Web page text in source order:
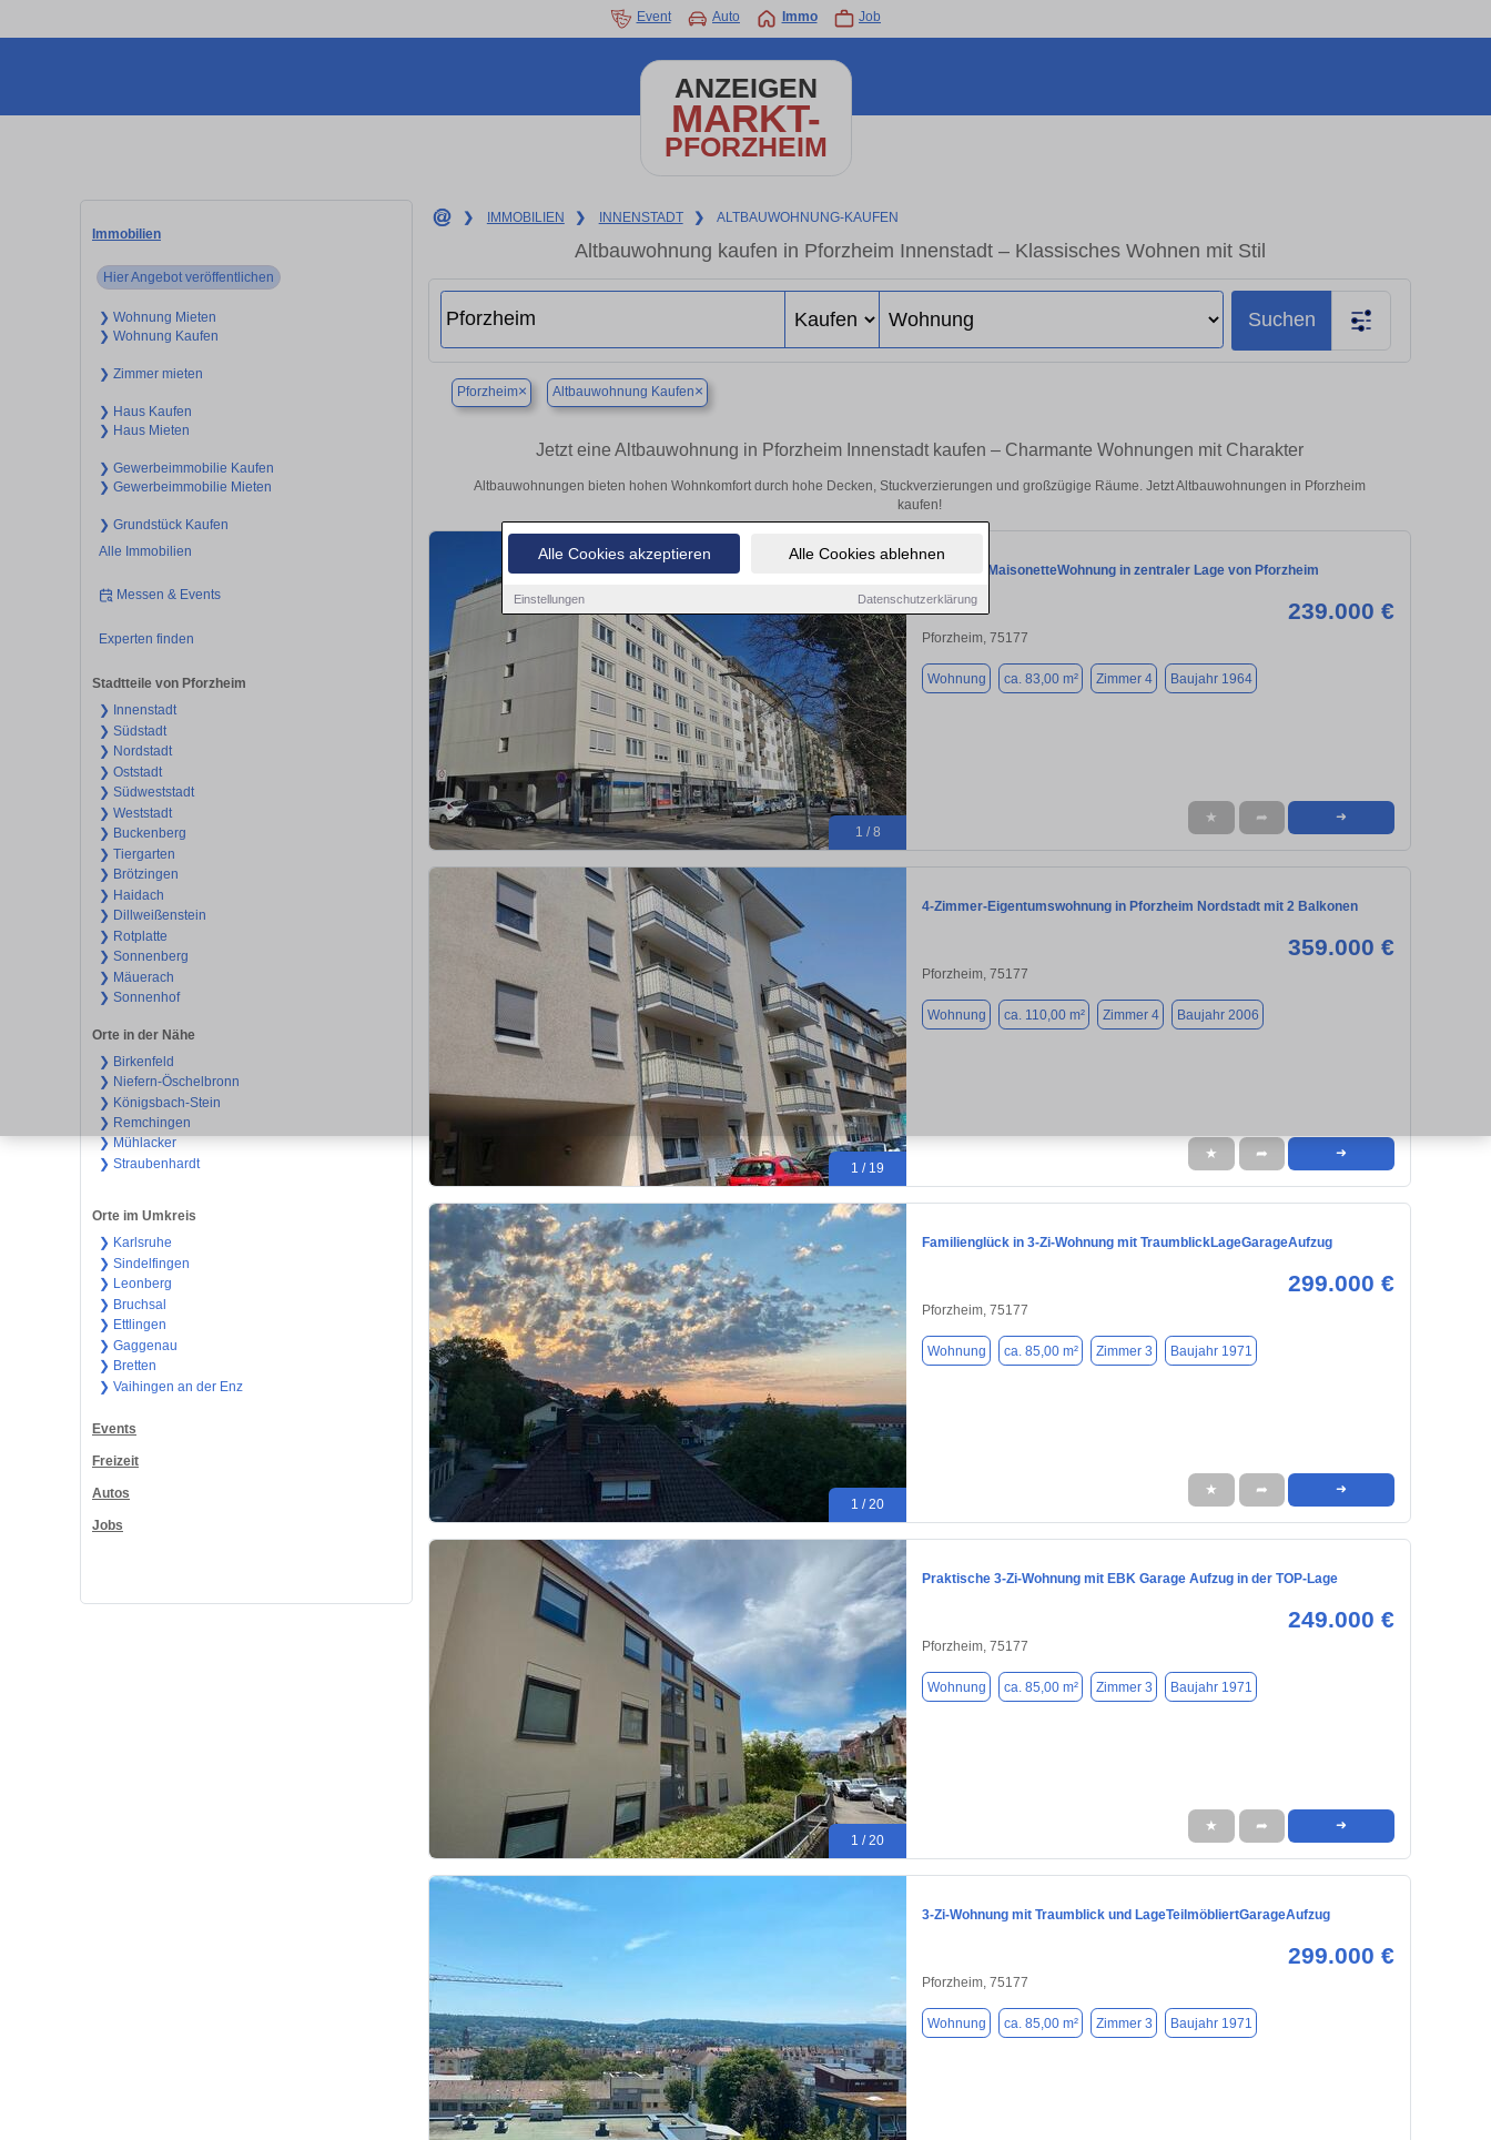
Alle Cookies akzeptieren Alle Cookies ablehnen
Einstellungen Datenschutzerklärung
Event Auto Immo Job
ANZEIGEN
MARKT-
PFORZHEIM
Immobilien
Hier Angebot veröffentlichen
❯ Wohnung Mieten
❯ Wohnung Kaufen
❯ Zimmer mieten
❯ Haus Kaufen
❯ Haus Mieten
❯ Gewerbeimmobilie Kaufen
❯ Gewerbeimmobilie Mieten
❯ Grundstück Kaufen
Alle Immobilien
Messen & Events
Experten finden
Stadtteile von Pforzheim
❯ Innenstadt
❯ Südstadt
❯ Nordstadt
❯ Oststadt
❯ Südweststadt
❯ Weststadt
❯ Buckenberg
❯ Tiergarten
❯ Brötzingen
❯ Haidach
❯ Dillweißenstein
❯ Rotplatte
❯ Sonnenberg
❯ Mäuerach
❯ Sonnenhof
Orte in der Nähe
❯ Birkenfeld
❯ Niefern-Öschelbronn
❯ Königsbach-Stein
❯ Remchingen
❯ Mühlacker
❯ Straubenhardt
Orte im Umkreis
❯ Karlsruhe
❯ Sindelfingen
❯ Leonberg
❯ Bruchsal
❯ Ettlingen
❯ Gaggenau
❯ Bretten
❯ Vaihingen an der Enz
Events
Freizeit
Autos
Jobs
❯ IMMOBILIEN ❯ INNENSTADT ❯ ALTBAUWOHNUNG-KAUFEN
Altbauwohnung kaufen in Pforzheim Innenstadt – Klassisches Wohnen mit Stil
Suchen
Pforzheim× Altbauwohnung Kaufen×
Jetzt eine Altbauwohnung in Pforzheim Innenstadt kaufen – Charmante Wohnungen mit Charakter
Altbauwohnungen bieten hohen Wohnkomfort durch hohe Decken, Stuckverzierungen und großzügige Räume. Jetzt Altbauwohnungen in Pforzheim
kaufen!
1 / 8
4-Zimmer-MaisonetteWohnung in zentraler Lage von Pforzheim
239.000 €
Pforzheim, 75177
Wohnung ca. 83,00 m² Zimmer 4 Baujahr 1964
★ ➦ ➜
1 / 19
4-Zimmer-Eigentumswohnung in Pforzheim Nordstadt mit 2 Balkonen
359.000 €
Pforzheim, 75177
Wohnung ca. 110,00 m² Zimmer 4 Baujahr 2006
★ ➦ ➜
1 / 20
Familienglück in 3-Zi-Wohnung mit TraumblickLageGarageAufzug
299.000 €
Pforzheim, 75177
Wohnung ca. 85,00 m² Zimmer 3 Baujahr 1971
★ ➦ ➜
1 / 20
Praktische 3-Zi-Wohnung mit EBK Garage Aufzug in der TOP-Lage
249.000 €
Pforzheim, 75177
Wohnung ca. 85,00 m² Zimmer 3 Baujahr 1971
★ ➦ ➜
3-Zi-Wohnung mit Traumblick und LageTeilmöbliertGarageAufzug
299.000 €
Pforzheim, 75177
Wohnung ca. 85,00 m² Zimmer 3 Baujahr 1971